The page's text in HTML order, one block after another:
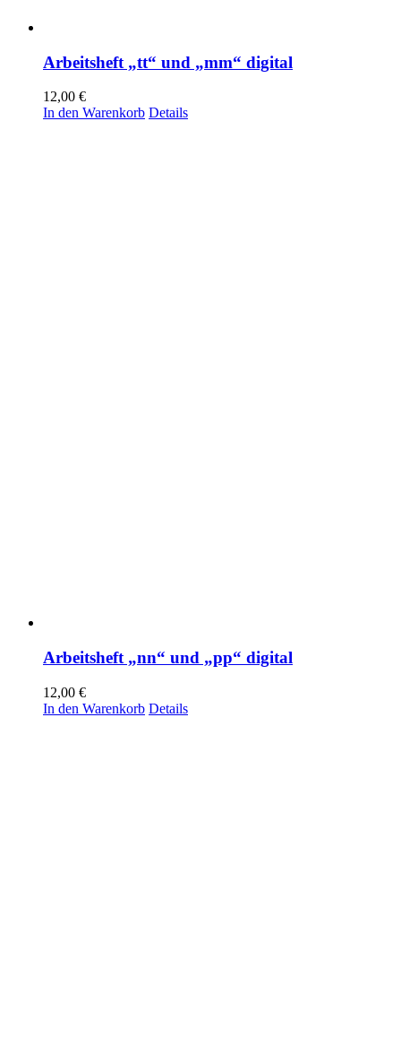
Arbeitsheft „tt“ und „mm“ digital
12,00 €
In den Warenkorb Details
Arbeitsheft „nn“ und „pp“ digital
12,00 €
In den Warenkorb Details